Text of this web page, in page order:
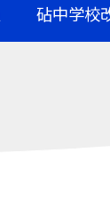
砧中学校